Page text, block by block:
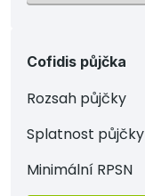
Cofidis půjčka
Rozsah půjčky
Splatnost půjčky
Minimální RPSN